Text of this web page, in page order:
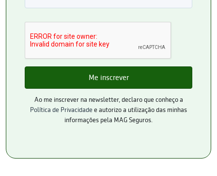
Ao me inscrever na newsletter, declaro que conheço a
Política de Privacidade e autorizo a utilização das minhas
informações pela MAG Seguros.